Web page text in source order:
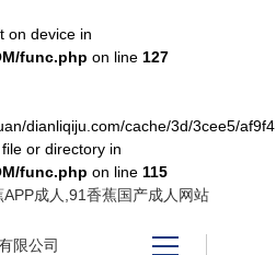
on device in
func.php on line 127
dianliqiju.com/cache/3d/3cee5/
or directory in
func.php on line 115
成人,91香蕉国产成人网站
品中心
蕉APP下载